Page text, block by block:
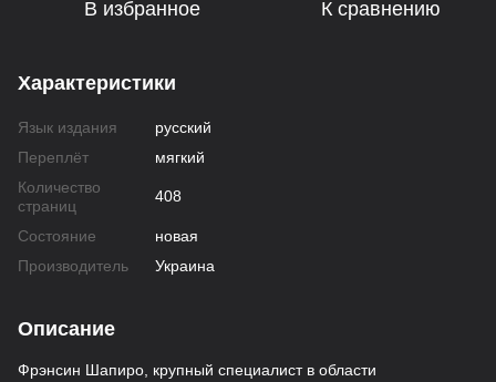
В избранное К сравнению
Характеристики
Язык издания
русский
Переплёт
мягкий
Количество
страниц
408
Состояние
новая
Производитель
Украина
Описание
Фрэнсин Шапиро, крупный специалист в области